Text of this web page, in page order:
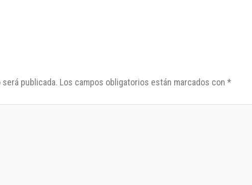
publicada. Los campos obligatorios están marcados con*